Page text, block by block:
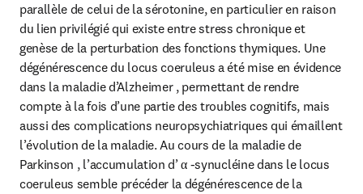
parallèle de celui de la sérotonine, en particulier en raison
du lien privilégié qui existe entre stress chronique et
genèse de la perturbation des fonctions thymiques. Une
dégénérescence du locus coeruleus a été mise en évidence
dans la maladie d’Alzheimer , permettant de rendre
compte à la fois d’une partie des troubles cognitifs, mais
aussi des complications neuropsychiatriques qui émaillent
l’évolution de la maladie. Au cours de la maladie de
Parkinson , l’accumulation d’ α -synucléine dans le locus
coeruleus semble précéder la dégénérescence de la